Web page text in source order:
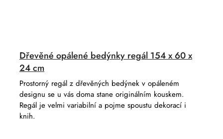
Dřevěné opálené bedýnky regál 154 x 60 x
24 cm
Prostorný regál z dřevěných bedýnek v opáleném
designu se u vás doma stane originálním kouskem.
Regál je velmi variabilní a pojme spoustu dekorací i
knih.